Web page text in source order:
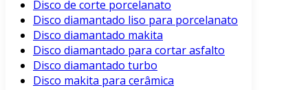
Disco de corte porcelanato
Disco diamantado liso para porcelanato
Disco diamantado makita
Disco diamantado para cortar asfalto
Disco diamantado turbo
Disco makita para cerâmica